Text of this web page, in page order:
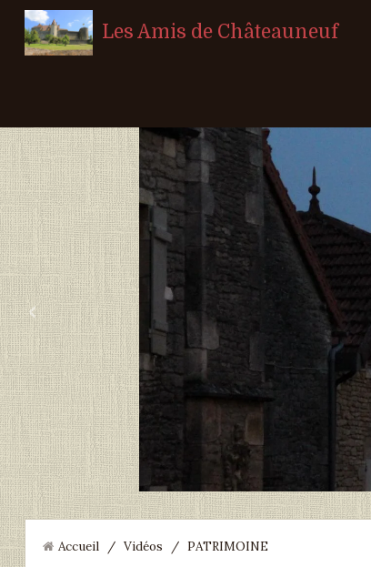
Les Amis de Châteauneuf
‹
Accueil / Vidéos / PATRIMOINE